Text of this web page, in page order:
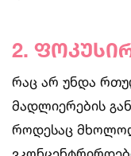
2.
რაც არ უნდა
მადლიერების
როდესაც